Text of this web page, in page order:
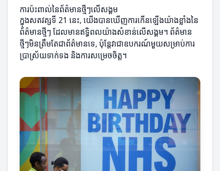
ការប៉ះពាល់នៃព័ត៌មានថ្មីៗលើសង្គម
ក្នុងសតវត្សទី 21 នេះ, យើងបានឃើញការកើនឡើងយ៉ាងខ្លាំងនៃ
ព័ត៌មានថ្មីៗ ដែលមានឥទ្ធិពលយ៉ាងសំខាន់លើសង្គម។ ព័ត៌មាន
ថ្មីៗមិនត្រឹមតែជាព័ត៌មានទេ, ប៉ុន្តែវាជាឧបករណ៍មួយសម្រាប់ការ
ប្រាស្រ័យទាក់ទង និងការសម្រេចចិត្ត។